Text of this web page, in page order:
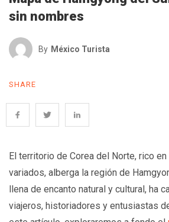
sin nombres
By México Turista
SHARE
El territorio de Corea del Norte, rico
variados, alberga la región de
llena de encanto natural y cultural, ha
viajeros, historiadores y entusiastas